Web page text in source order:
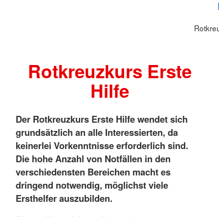
Rotkreuzkurs Erste
Hilfe
Der Rotkreuzkurs Erste Hilfe wendet sich
grundsätzlich an alle Interessierten, da
keinerlei Vorkenntnisse erforderlich sind.
Die hohe Anzahl von Notfällen in den
verschiedensten Bereichen macht es
dringend notwendig, möglichst viele
Ersthelfer auszubilden.